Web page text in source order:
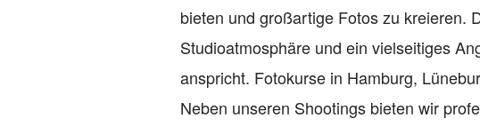
bieten und großartige Fotos zu kreieren.
Studioatmosphäre und ein vielseitiges
anspricht. Fotokurse in Hamburg,
Neben unseren Shootings bieten wir